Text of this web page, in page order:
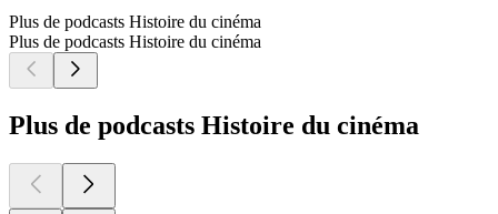
Plus de podcasts Histoire du cinéma
Plus de podcasts Histoire du cinéma
Plus de podcasts Histoire du cinéma